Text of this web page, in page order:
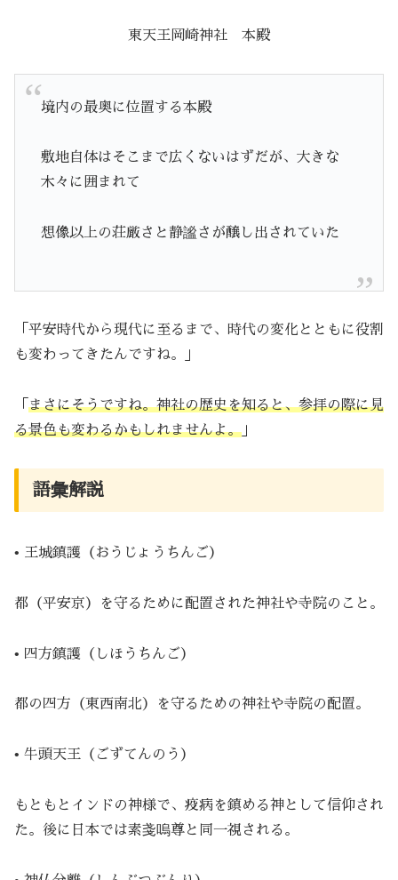
東天王岡崎神社 本殿
境内の最奥に位置する本殿
敷地自体はそこまで広くないはずだが、大きな
木々に囲まれて
想像以上の荘厳さと静謐さが醸し出されていた
「平安時代から現代に至るまで、時代の変化とともに役割
も変わってきたんですね。」
「 まさにそうですね。神社の歴史を知ると、参拝の際に見
る景色も変わるかもしれませんよ。 」
語彙解説
• 王城鎮護（おうじょうちんご）
都（平安京）を守るために配置された神社や寺院のこと。
• 四方鎮護（しほうちんご）
都の四方（東西南北）を守るための神社や寺院の配置。
• 牛頭天王（ごずてんのう）
もともとインドの神様で、疫病を鎮める神として信仰され
た。後に日本では素戔嗚尊と同一視される。